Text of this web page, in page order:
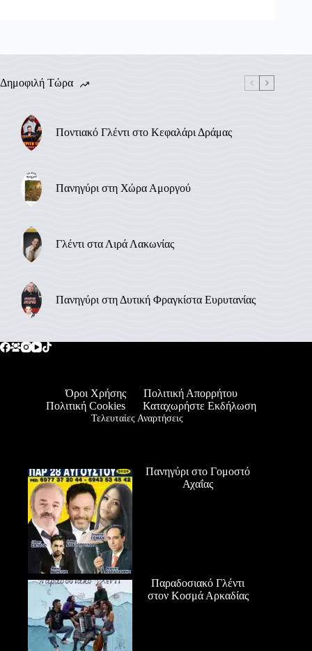
Δημοφιλή Τώρα
Ποντιακό Γλέντι στο Κεφαλάρι Δράμας
Πανηγύρι στη Χώρα Αμοργού
Γλέντι στα Λιρά Λακωνίας
Πανηγύρι στη Δυτική Φραγκίστα Ευρυτανίας
Όροι Χρήσης
Πολιτική Απορρήτου
Πολιτική Cookies
Καταχωρήστε Εκδήλωση
Τελευταίες Αναρτήσεις
Πανηγύρι στο Γομοστό
Αχαΐας
Παραδοσιακό Γλέντι
στον Κοσμά Αρκαδίας